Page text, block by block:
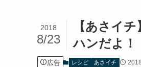
【あさイ
ハンだよ！
2018
8/23
広告 レシピ あさイチ